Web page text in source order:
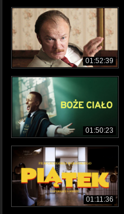
01:52:39
01:50:23
01:11:36